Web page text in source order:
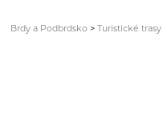
Brdy a Podbrdsko >Turistické trasy